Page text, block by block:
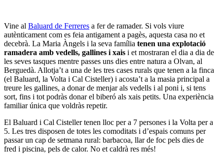
Vine al Baluard de Ferreres a fer de ramader. Si vols viure
autènticament com es feia antigament a pagès, aquesta casa no et
decebrà. La Maria Àngels i la seva família tenen una explotació
ramadera amb vedells, gallines i xais i et mostraran el dia a dia de
les seves tasques mentre passes uns dies entre natura a Olvan, al
Berguedà. Allotja’t a una de les tres cases rurals que tenen a la finca
(el Baluard, la Volta i Cal Cisteller) i acosta’t a la masia principal a
treure les gallines, a donar de menjar als vedells i al poni i, si tens
sort, fins i tot podràs donar el biberó als xais petits. Una experiència
familiar única que voldràs repetir.
El Baluard i Cal Cisteller tenen lloc per a 7 persones i la Volta per a
5. Les tres disposen de totes les comoditats i d’espais comuns per
passar un cap de setmana rural: barbacoa, llar de foc pels dies de
fred i piscina, pels de calor. No et caldrà res més!